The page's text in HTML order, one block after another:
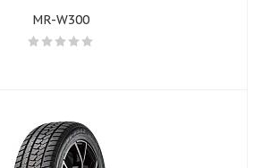
MR-W300